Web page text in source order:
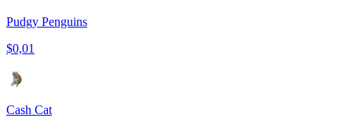
Pudgy Penguins
$0,01
Cash Cat